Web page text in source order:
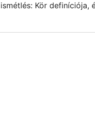
Kör